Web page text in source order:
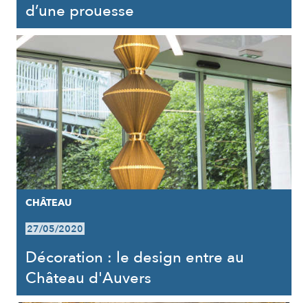
d’une prouesse
CHÂTEAU
27/05/2020
Décoration : le design entre au
Château d'Auvers